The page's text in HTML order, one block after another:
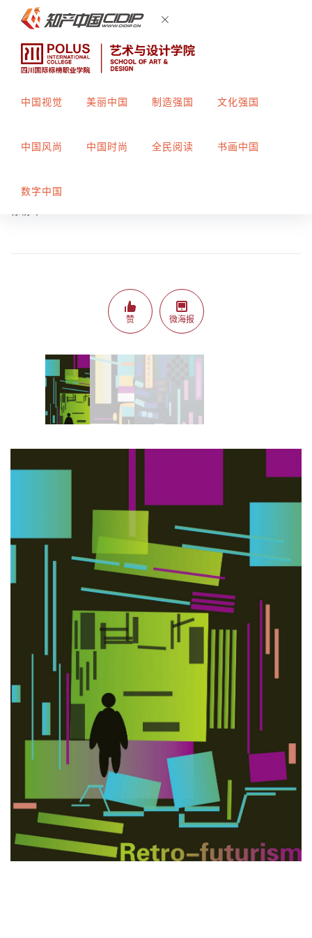
中国视觉 美丽中国 制造强国 文化强国
中国风尚 中国时尚 全民阅读 书画中国
数字中国
指导教师：
赞 微海报